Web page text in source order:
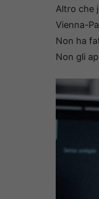
Altro che
Vienna-
Non ha
Non gli